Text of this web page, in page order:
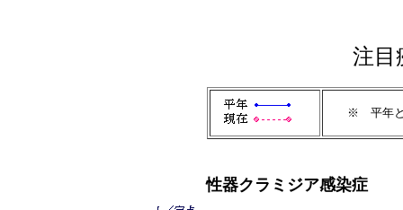
注目
※ 平年とは
性器クラミジア感染症